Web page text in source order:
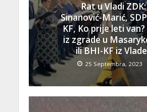
Rat u Vladi ZDK:
Sinanović-Marić,
KF, Ko prije leti van?
iz zgrade u
ili BHI-KF iz
25 Septembra, 2023